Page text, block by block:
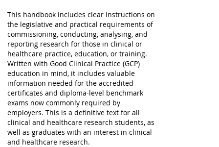
This handbook includes clear instructions on
the legislative and practical requirements of
commissioning, conducting, analysing, and
reporting research for those in clinical or
healthcare practice, education, or training.
Written with Good Clinical Practice (GCP)
education in mind, it includes valuable
information needed for the accredited
certificates and diploma-level benchmark
exams now commonly required by
employers. This is a definitive text for all
clinical and healthcare research students, as
well as graduates with an interest in clinical
and healthcare research.